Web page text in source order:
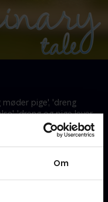
Om
pige', 'dreng
'dreng og pige lever